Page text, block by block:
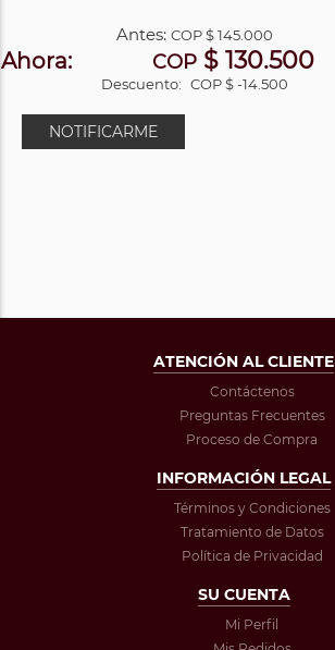
Antes:COP$ 145.000
Ahora: COP$ 130.500
Descuento: COP $ -14.500
NOTIFICARME
ATENCIÓN AL CLIENTE
Contáctenos
Preguntas Frecuentes
Proceso de Compra
INFORMACIÓN LEGAL
Términos y Condiciones
Tratamiento de Datos
Política de Privacidad
SU CUENTA
Mi Perfil